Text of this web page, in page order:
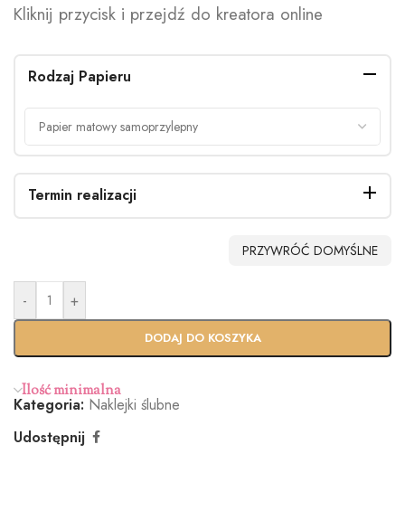
Kliknij przycisk i przejdź do kreatora online
Rodzaj Papieru
Termin realizacji
Standardo
Ekspres
(+100zł)
PRZYWRÓĆ DOMYŚLNE
- +
DODAJ DO KOSZYKA
Ilość minimalna
Kategoria: Naklejki ślubne
Udostępnij